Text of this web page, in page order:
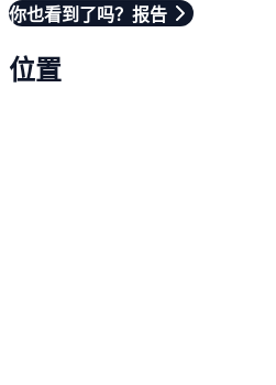
你也看到了吗？报告
位置